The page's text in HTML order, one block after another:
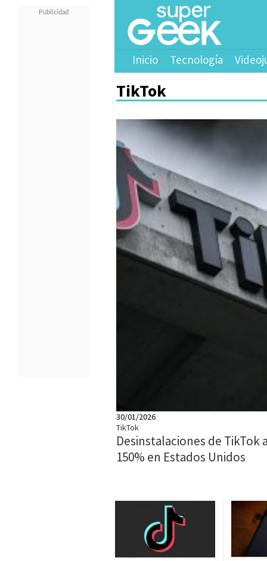
Inicio Tecnología
TikTok
30/01/2026
TikTok
Desinstalaciones de TikTok
150% en Estados Unidos